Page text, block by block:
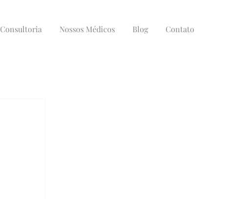
Consultoria Nossos Médicos Blog Contato